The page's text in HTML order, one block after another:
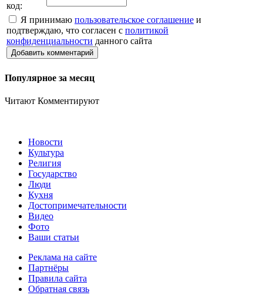
код:
Я принимаю пользовательское соглашение и
подтверждаю, что согласен с политикой
конфиденциальности данного сайта
Добавить комментарий
Популярное за месяц
Читают Комментируют
Новости
Культура
Религия
Государство
Люди
Кухня
Достопримечательности
Видео
Фото
Ваши статьи
Реклама на сайте
Партнёры
Правила сайта
Обратная связь